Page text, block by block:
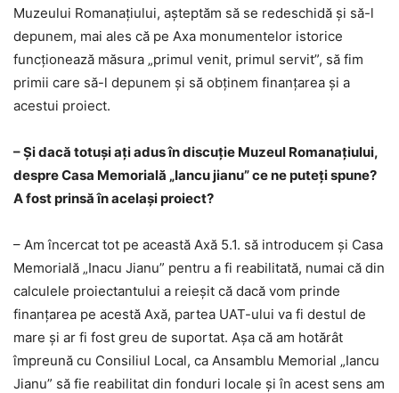
Muzeului Romanaţiului, aşteptăm să se redeschidă şi să-l
depunem, mai ales că pe Axa monumentelor istorice
funcţionează măsura „primul venit, primul servit”, să fim
primii care să-l depunem şi să obţinem finanţarea şi a
acestui proiect.
– Şi dacă totuşi aţi adus în discuţie Muzeul Romanaţiului,
despre Casa Memorială „Iancu jianu” ce ne puteţi spune?
A fost prinsă în acelaşi proiect?
– Am încercat tot pe această Axă 5.1. să introducem şi Casa
Memorială „Inacu Jianu” pentru a fi reabilitată, numai că din
calculele proiectantului a reieşit că dacă vom prinde
finanţarea pe acestă Axă, partea UAT-ului va fi destul de
mare şi ar fi fost greu de suportat. Aşa că am hotărât
împreună cu Consiliul Local, ca Ansamblu Memorial „Iancu
Jianu” să fie reabilitat din fonduri locale şi în acest sens am